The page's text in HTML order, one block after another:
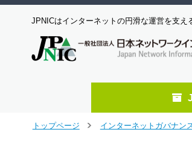
JPNICはインターネットの円滑な運営を支え
トップページ
インターネットガバナン